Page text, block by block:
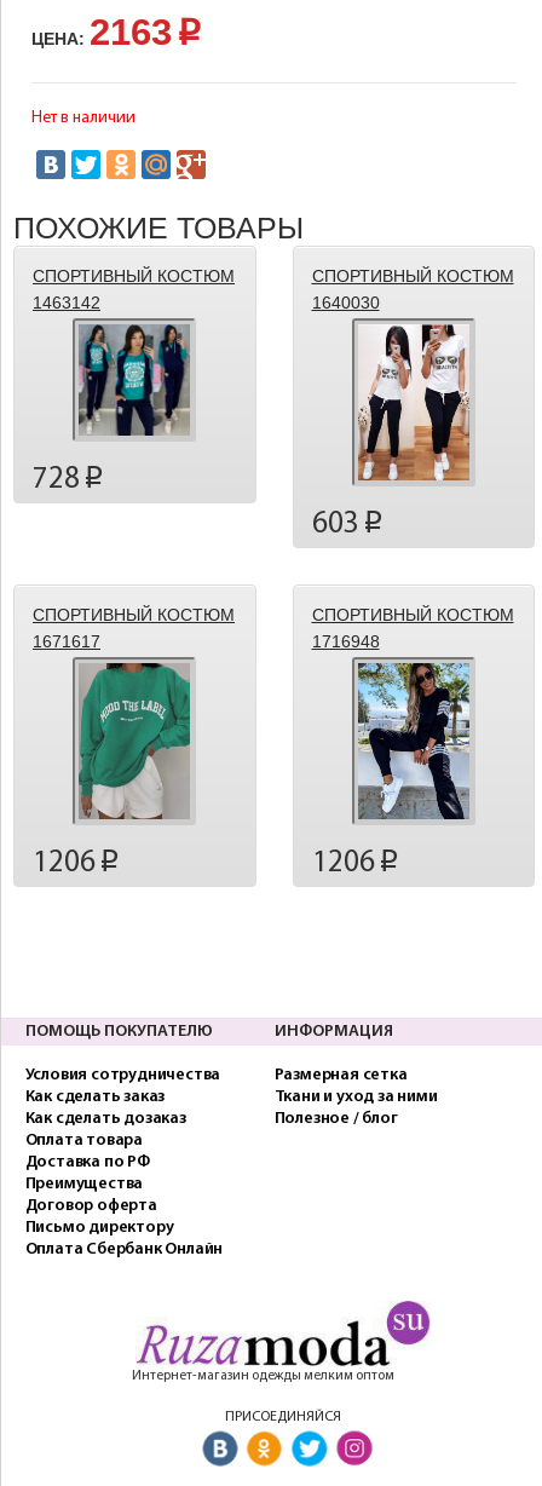
ЦЕНА: 2163 p
Нет в наличии
ПОХОЖИЕ ТОВАРЫ
СПОРТИВНЫЙ КОСТЮМ
1463142
728 p
СПОРТИВНЫЙ КОСТЮМ
1640030
603 p
СПОРТИВНЫЙ КОСТЮМ
1671617
1206 p
СПОРТИВНЫЙ КОСТЮМ
1716948
1206p
ПОМОЩЬ ПОКУПАТЕЛЮ
Условия сотрудничества
Как сделать заказ
Как сделать дозаказ
Оплата товара
Доставка по РФ
Преимущества
Договор оферта
Письмо директору
Оплата Сбербанк Онлайн
ИНФОРМАЦИЯ
Размерная сетка
Ткани и уход за ними
Полезное / блог
Интернет-магазин одежды мелким оптом
ПРИСОЕДИНЯЙСЯ